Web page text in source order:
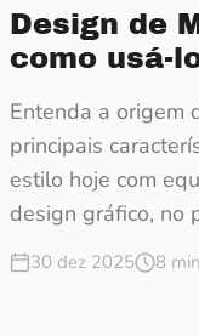
Design de
como usá-
Entenda a origem
principais
estilo hoje com
design gráfico, no
30 dez 2025 8 min